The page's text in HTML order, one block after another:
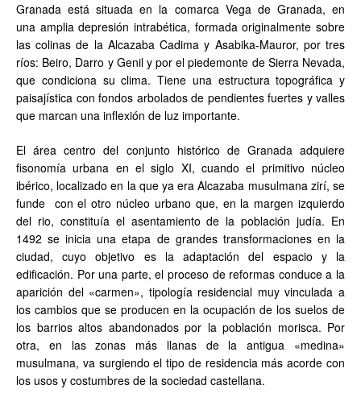
Granada está situada en la comarca Vega de Granada, en
una amplia depresión intrabética, formada originalmente sobre
las colinas de la Alcazaba Cadima y Asabika-Mauror, por tres
ríos: Beiro, Darro y Genil y por el piedemonte de Sierra Nevada,
que condiciona su clima. Tiene una estructura topográfica y
paisajística con fondos arbolados de pendientes fuertes y valles
que marcan una inflexión de luz importante.
El área centro del conjunto histórico de Granada adquiere
fisonomía urbana en el siglo XI, cuando el primitivo núcleo
ibérico, localizado en la que ya era Alcazaba musulmana zirí, se
funde con el otro núcleo urbano que, en la margen izquierdo
del rio, constituía el asentamiento de la población judía. En
1492 se inicia una etapa de grandes transformaciones en la
ciudad, cuyo objetivo es la adaptación del espacio y la
edificación. Por una parte, el proceso de reformas conduce a la
aparición del «carmen», tipología residencial muy vinculada a
los cambios que se producen en la ocupación de los suelos de
los barrios altos abandonados por la población morisca. Por
otra, en las zonas más llanas de la antigua «medina»
musulmana, va surgiendo el tipo de residencia más acorde con
los usos y costumbres de la sociedad castellana.